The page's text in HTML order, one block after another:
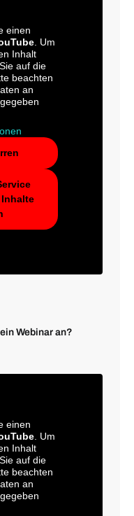
einen
. Um
Inhalt
auf die
beachten
an
Webinar an?
einen
. Um
Inhalt
auf die
beachten
an